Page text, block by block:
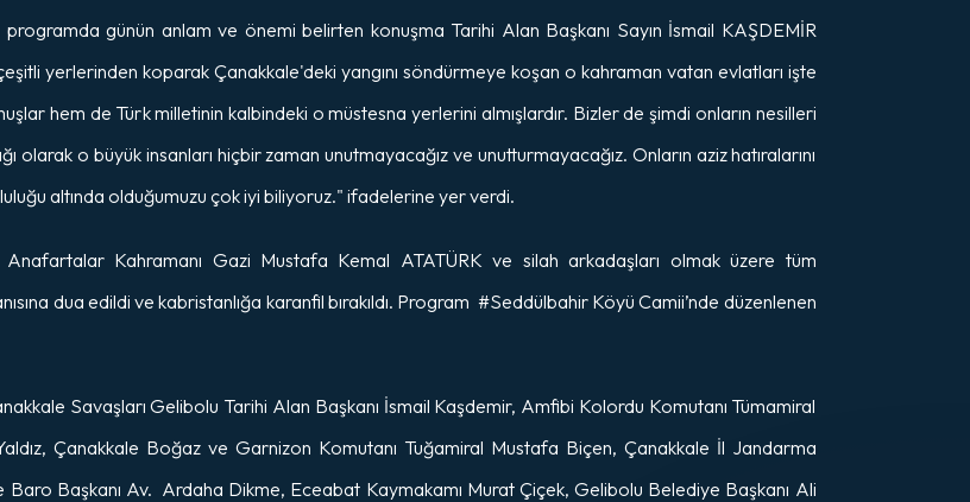
programda günün anlam ve önemi belirten konuşma Tarihi Alan Başkanı Sayın İsmail KAŞDEMİR
yerlerinden koparak Çanakkale'deki yangını söndürmeye koşan o kahraman vatan evlatları işte
hem de Türk milletinin kalbindeki o müstesna yerlerini almışlardır. Bizler de şimdi onların nesilleri
o büyük insanları hiçbir zaman unutmayacağız ve unutturmayacağız. Onların aziz hatıralarını
altında olduğumuzu çok iyi biliyoruz." ifadelerine yer verdi.
Anafartalar Kahramanı Gazi Mustafa Kemal ATATÜRK ve silah arkadaşları olmak üzere tüm
dua edildi ve kabristanlığa karanfil bırakıldı. Program #Seddülbahir Köyü Camii’nde düzenlenen
Savaşları Gelibolu Tarihi Alan Başkanı İsmail Kaşdemir, Amfibi Kolordu Komutanı Tümamiral
Çanakkale Boğaz ve Garnizon Komutanı Tuğamiral Mustafa Biçen, Çanakkale İl Jandarma
Başkanı Av. Ardaha Dikme, Eceabat Kaymakamı Murat Çiçek, Gelibolu Belediye Başkanı Ali